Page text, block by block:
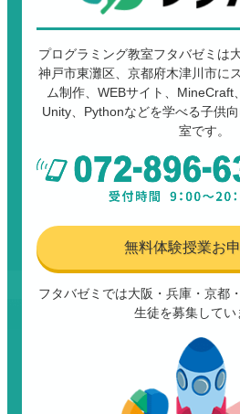
プログラミング教室フタバゼミは
神戸市東灘区、京都府木津川市に
ム制作、WEBサイト、MineCraft
Unity、Pythonなどを学べる子供
室です。
無料体験授業お
フタバゼミでは大阪・兵庫・京都
生徒を募集してい